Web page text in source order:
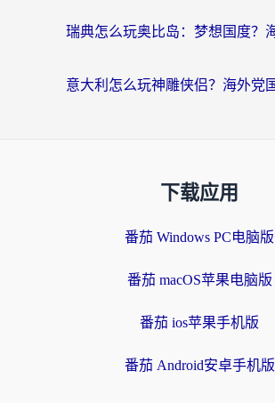
下载应用
番茄 Windows PC电脑版
番茄 macOS苹果电脑版
番茄 ios苹果手机版
番茄 Android安卓手机版